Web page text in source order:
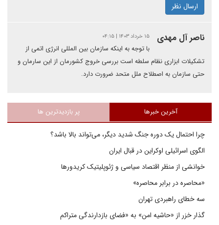
ارسال نظر
ناصر آل مهدی ۱۵ خرداد ۱۴۰۳ | ۰۴:۱۵
با توجه به اینکه سازمان بین المللی انرژی اتمی از
تشکیلات ابزاری نظام سلطه است بررسی خروج کشورمان از این سارمان و
حتی سازمان به اصطلاح ملل متحد ضرورت دارد.
آخرین خبرها پر بازدیدترین ها
چرا احتمال یک دوره جنگ شدید دیگر، می‌تواند بالا باشد؟
الگوی اسرائیلی اوکراین در قبال ایران
خوانشی از منظر اقتصاد سیاسی و ژئوپلیتیک کریدورها
«محاصره در برابر محاصره»
سه خطای راهبردی تهران
گذار خزر از «حاشیه امن» به «فضای بازدارندگی متراکم